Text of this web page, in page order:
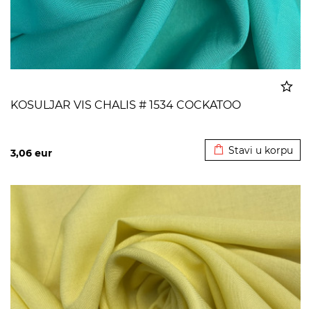
KOSULJAR VIS CHALIS # 1534 COCKATOO
3,06 eur Stavi u korpu